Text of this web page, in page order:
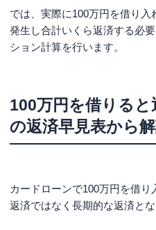
では、実際に100万円を借り
発生し合計いくら返済する必
ション計算を行います。
100万円を借りると
の返済早見表から
カードローンで100万円を借
返済ではなく長期的な返済とな